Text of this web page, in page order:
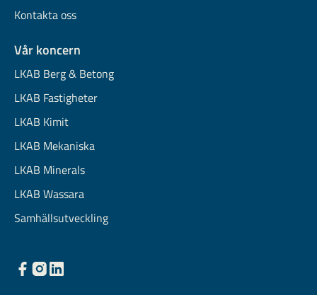
Kontakta oss
Vår koncern
LKAB Berg & Betong
LKAB Fastigheter
LKAB Kimit
LKAB Mekaniska
LKAB Minerals
LKAB Wassara
Samhällsutveckling